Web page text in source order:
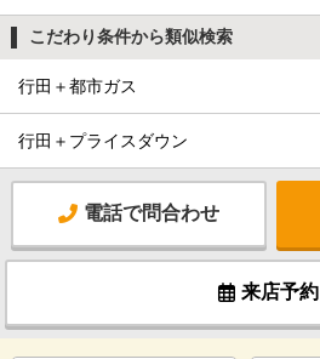
こだわり条件から類似検索
行田＋都市ガス
行田＋プライスダウン
電話で問合わせ
来店予約